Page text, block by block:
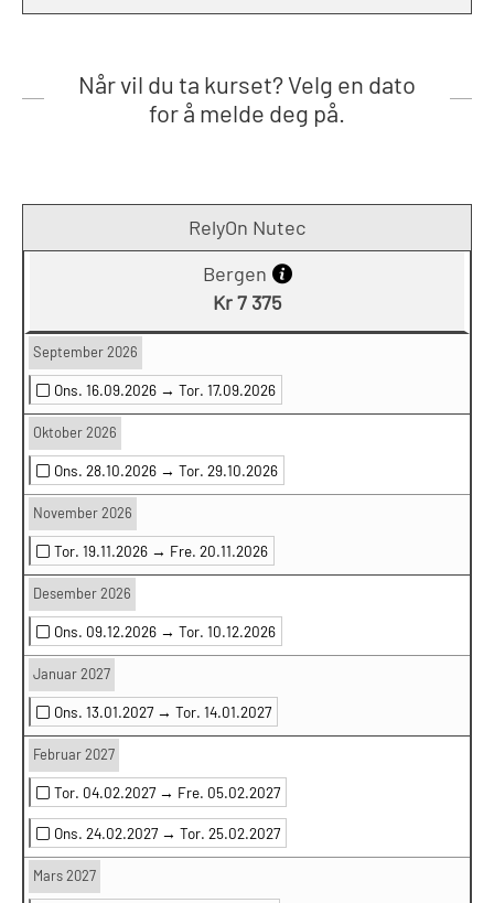
Når vil du ta kurset? Velg en dato
for å melde deg på.
RelyOn Nutec
Bergen
Kr 7 375
September 2026
Ons. 16.09.2026 → Tor. 17.09.2026
Oktober 2026
Ons. 28.10.2026 → Tor. 29.10.2026
November 2026
Tor. 19.11.2026 → Fre. 20.11.2026
Desember 2026
Ons. 09.12.2026 → Tor. 10.12.2026
Januar 2027
Ons. 13.01.2027 → Tor. 14.01.2027
Februar 2027
Tor. 04.02.2027 → Fre. 05.02.2027
Ons. 24.02.2027 → Tor. 25.02.2027
Mars 2027